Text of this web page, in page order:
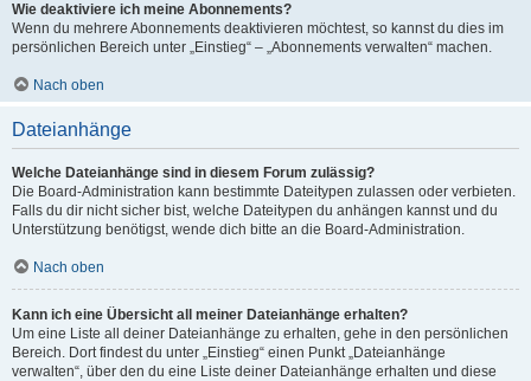
Wie deaktiviere ich meine Abonnements?
Wenn du mehrere Abonnements deaktivieren möchtest, so kannst du dies im
persönlichen Bereich unter „Einstieg“ – „Abonnements verwalten“ machen.
Nach oben
Dateianhänge
Welche Dateianhänge sind in diesem Forum zulässig?
Die Board-Administration kann bestimmte Dateitypen zulassen oder verbieten.
Falls du dir nicht sicher bist, welche Dateitypen du anhängen kannst und du
Unterstützung benötigst, wende dich bitte an die Board-Administration.
Nach oben
Kann ich eine Übersicht all meiner Dateianhänge erhalten?
Um eine Liste all deiner Dateianhänge zu erhalten, gehe in den persönlichen
Bereich. Dort findest du unter „Einstieg“ einen Punkt „Dateianhänge
verwalten“, über den du eine Liste deiner Dateianhänge erhalten und diese